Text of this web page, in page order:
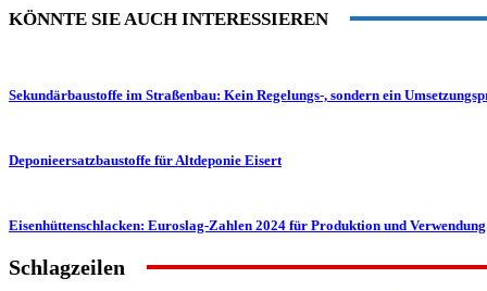
KÖNNTE SIE AUCH INTERESSIEREN
Sekundärbaustoffe im Straßenbau: Kein Regelungs-, sondern ein
Deponieersatzbaustoffe für Altdeponie Eisert
Eisenhüttenschlacken: Euroslag-Zahlen 2024 für Produktion und Verwendung
Schlagzeilen